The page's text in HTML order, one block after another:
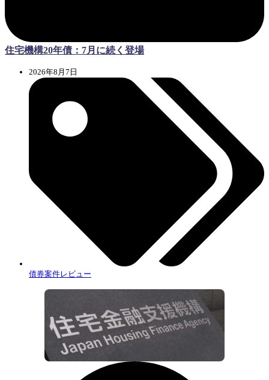
住宅機構20年債：7月に続く登場
2026年8月7日
債券案件レビュー